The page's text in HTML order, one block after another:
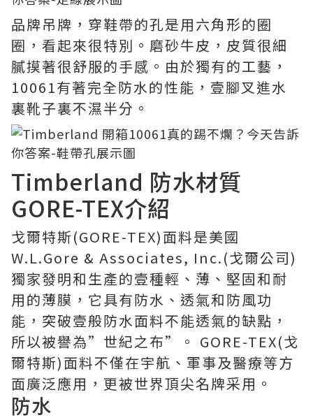
品牌吊牌，穿鞋帶的孔是用六角形的圈
圈，看起來很特別。磨砂牛皮，皮質很細
膩摸著很舒服的手感。由於獨有的工藝，
10061有著完全防水的性能，壹腳叉進水
裏靴子裏不濕半分。
Timberland 防水材質
GORE-TEX介紹
戈爾特斯(GORE-TEX)面料是美國
W.L.Gore & Associates, Inc.(戈爾公司)
獨家發明和生產的壹種輕、薄、堅固和耐
用的薄膜，它具有防水、透氣和防風功
能，突破壹般防水面料不能透氣的缺點，
所以被譽為”世紀之布”。 GORE-TEX(戈
爾特斯)面料不僅在宇航、軍事及醫療等方
面廣泛應用，更被世界頂尖名牌采用。
防水